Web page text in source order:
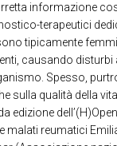
informazione
terapeutici
tipicamente
causando
Spesso,
sulla qualità della
edizione
malati reumatici